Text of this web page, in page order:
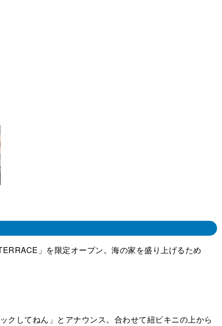
」を限定オープン。海の家を盛り上げるため
してねん」とアナウンス。合わせて紐ビキニの上から